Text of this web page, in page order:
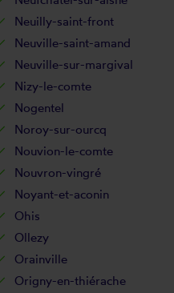
Neuilly-saint-front
Neuville-saint-amand
Neuville-sur-margival
Nizy-le-comte
Nogentel
Noroy-sur-ourcq
Nouvion-le-comte
Nouvron-vingré
Noyant-et-aconin
Ohis
Ollezy
Orainville
Origny-en-thiérache